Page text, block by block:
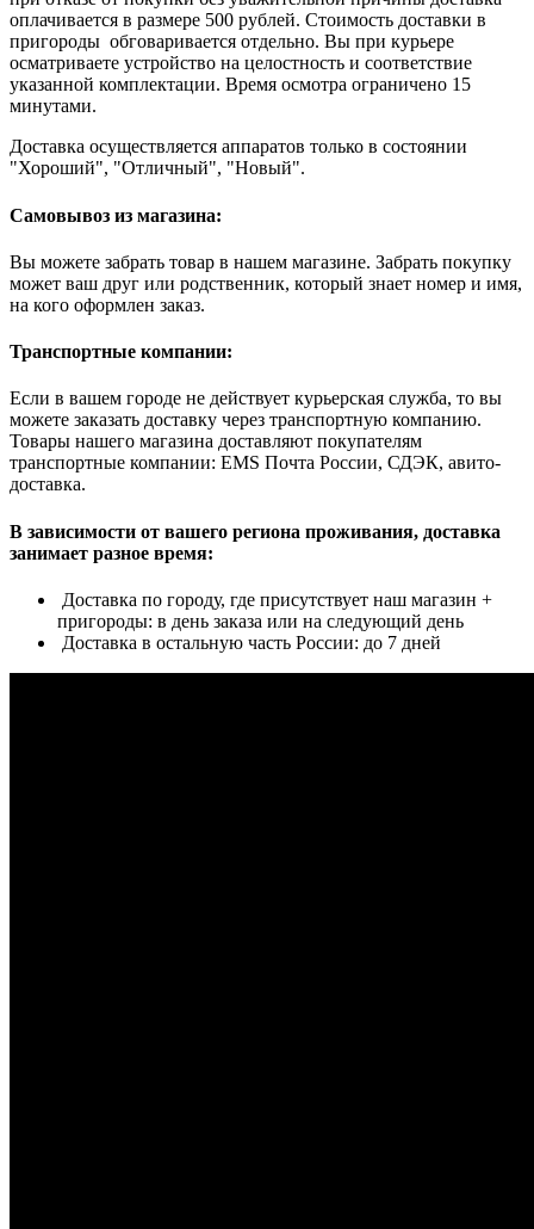
оплачивается в размере 500 рублей. Стоимость доставки в
пригороды обговаривается отдельно. Вы при курьере
осматриваете устройство на целостность и соответствие
указанной комплектации. Время осмотра ограничено 15
минутами.
Доставка осуществляется аппаратов только в состоянии
"Хороший", "Отличный", "Новый".
Самовывоз из магазина:
Вы можете забрать товар в нашем магазине. Забрать покупку
может ваш друг или родственник, который знает номер и имя,
на кого оформлен заказ.
Транспортные компании:
Если в вашем городе не действует курьерская служба, то вы
можете заказать доставку через транспортную компанию.
Товары нашего магазина доставляют покупателям
транспортные компании: EMS Почта России, СДЭК, авито-
доставка.
В зависимости от вашего региона проживания, доставка
занимает разное время:
Доставка по городу, где присутствует наш магазин +
пригороды: в день заказа или на следующий день
Доставка в остальную часть России: до 7 дней